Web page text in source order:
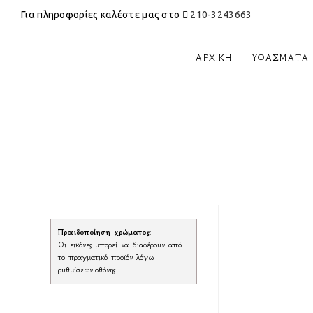
Για πληροφορίες καλέστε μας στο 210-3243663
ΑΡΧΙΚΉ ΥΦΆΣΜΑΤΑ
Προειδοποίηση χρώματος:
Οι εικόνες μπορεί να διαφέρουν από
το πραγματικό προϊόν λόγω
ρυθμίσεων οθόνης.